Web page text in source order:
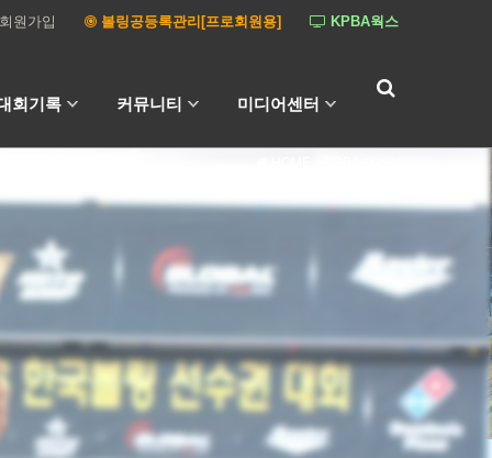
KPBA웍스
볼링공등록관리[프로회원용]
원가입
회기록 커뮤니티 미디어센터